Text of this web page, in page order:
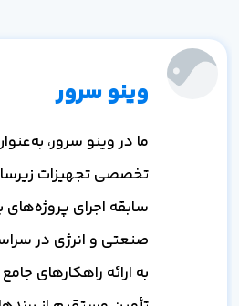
وینو سرور
ما در وینو سرور،
تخصصی تجهیزات
سابقه اجرای پروژه‌های
صنعتی و انرژی در
به ارائه راهکارهای جامع